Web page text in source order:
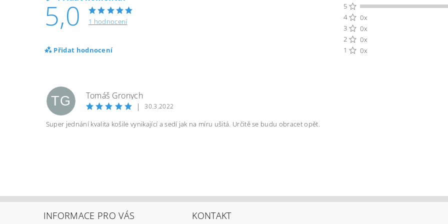
5,0 1 hodnocení
Přidat hodnocení
5
4
0x
3
0x
2
0x
1
0x
TG
Tomáš Gronych
|
30.3.2022
Super jednání kvalita košile vynikající a sedí jak na míru ušitá. Určitě se budu obracet opět.
INFORMACE PRO VÁS KONTAKT